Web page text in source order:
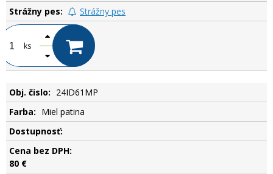
Strážny pes
ks
24ID61MP
Miel patina
80 €